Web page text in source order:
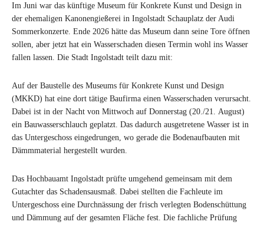
Im Juni war das künftige Museum für Konkrete Kunst und Design in
der ehemaligen Kanonengießerei in Ingolstadt Schauplatz der Audi
Sommerkonzerte. Ende 2026 hätte das Museum dann seine Tore öffnen
sollen, aber jetzt hat ein Wasserschaden diesen Termin wohl ins Wasser
fallen lassen. Die Stadt Ingolstadt teilt dazu mit:
Auf der Baustelle des Museums für Konkrete Kunst und Design
(MKKD) hat eine dort tätige Baufirma einen Wasserschaden verursacht.
Dabei ist in der Nacht von Mittwoch auf Donnerstag (20./21. August)
ein Bauwasserschlauch geplatzt. Das dadurch ausgetretene Wasser ist in
das Untergeschoss eingedrungen, wo gerade die Bodenaufbauten mit
Dämmmaterial hergestellt wurden.
Das Hochbauamt Ingolstadt prüfte umgehend gemeinsam mit dem
Gutachter das Schadensausmaß. Dabei stellten die Fachleute im
Untergeschoss eine Durchnässung der frisch verlegten Bodenschüttung
und Dämmung auf der gesamten Fläche fest. Die fachliche Prüfung